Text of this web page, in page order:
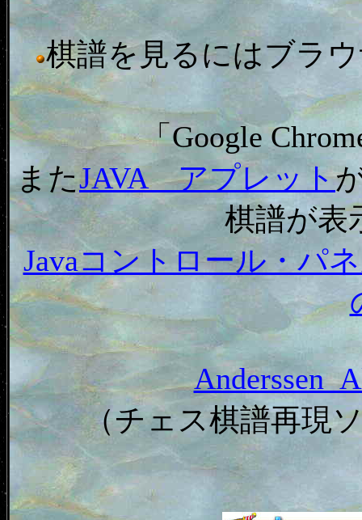
棋譜を見るにはブラ
「Google
またJAVA アプレット
棋譜が表
Javaコントロール・パ
（チェス棋譜再現